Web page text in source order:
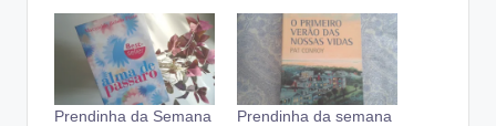
Prendinha da Semana
Prendinha da semana